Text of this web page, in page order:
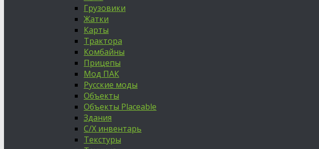
Грузовики
Жатки
Карты
Трактора
Комбайны
Прицепы
Мод ПАК
Русские моды
Объекты
Объекты Placeable
Здания
С/Х инвентарь
Текстуры